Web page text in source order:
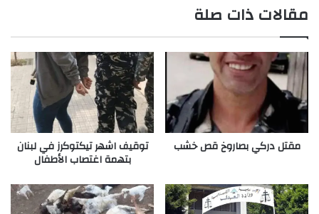
مقالات ذات صلة
مقتل دركي بصاروخ قص خشب توقيف اشهر تيكتوكرز في لبنان
بتهمة اغتصاب الأطفال